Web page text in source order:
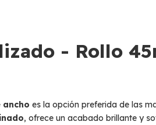
- Rollo
ancho es la opción preferida de las
, ofrece un acabado brillante y